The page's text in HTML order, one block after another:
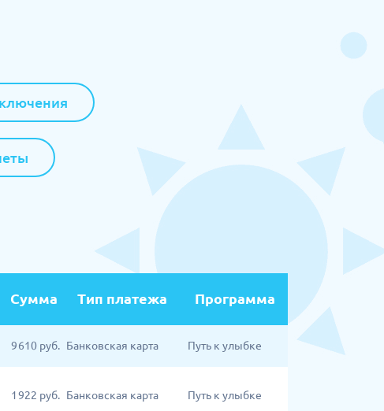
Сумма Тип платежа Программа
9 610 руб. Банковская карта Путь к улыбке
1 922 руб. Банковская карта Путь к улыбке